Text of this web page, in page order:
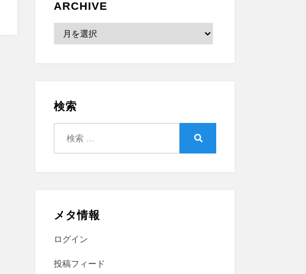
ARCHIVE
Archive
検索
メタ情報
ログイン
投稿フィード